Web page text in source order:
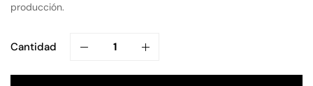
producción.
Cantidad